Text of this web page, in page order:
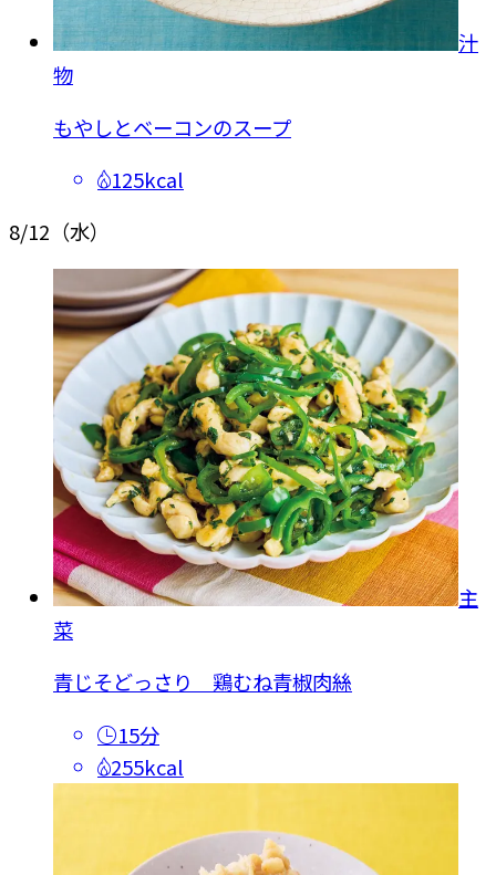
汁
物
もやしとベーコンのスープ
125kcal
8/12 （水）
主
菜
青じそどっさり 鶏むね青椒肉絲
15分
255kcal